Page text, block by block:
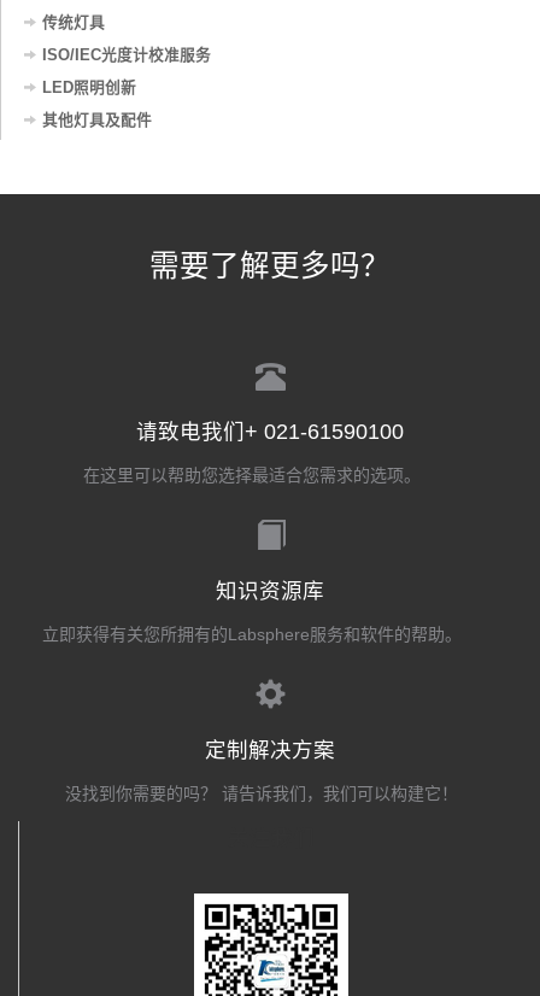
传统灯具
ISO/IEC光度计校准服务
LED照明创新
其他灯具及配件
需要了解更多吗？
请致电我们+ 021-61590100
在这里可以帮助您选择最适合您需求的选项。
知识资源库
立即获得有关您所拥有的Labsphere服务和软件的帮助。
定制解决方案
没找到你需要的吗？ 请告诉我们，我们可以构建它！